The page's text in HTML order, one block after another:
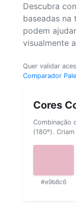
Descubra
baseadas na
podem
visualmente
Quer validar
Comparador
Cores
Combinação
(180º).
#e9b8c6